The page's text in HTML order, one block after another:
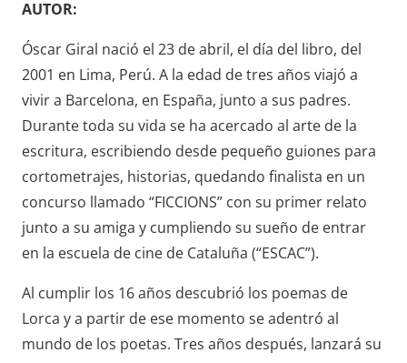
AUTOR:
Óscar Giral nació el 23 de abril, el día del libro, del
2001 en Lima, Perú. A la edad de tres años viajó a
vivir a Barcelona, en España, junto a sus padres.
Durante toda su vida se ha acercado al arte de la
escritura, escribiendo desde pequeño guiones para
cortometrajes, historias, quedando finalista en un
concurso llamado “FICCIONS” con su primer relato
junto a su amiga y cumpliendo su sueño de entrar
en la escuela de cine de Cataluña (“ESCAC”).
Al cumplir los 16 años descubrió los poemas de
Lorca y a partir de ese momento se adentró al
mundo de los poetas. Tres años después, lanzará su